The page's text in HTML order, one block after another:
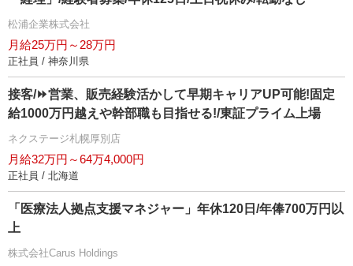
松浦企業株式会社
月給25万円～28万円
正社員 / 神奈川県
接客/⏩️営業、販売経験活かして早期キャリアUP可能!固定
給1000万円越えや幹部職も目指せる!/東証プライム上場
ネクステージ札幌厚別店
月給32万円～64万4,000円
正社員 / 北海道
「医療法人拠点支援マネジャー」年休120日/年俸700万円以
上
株式会社Carus Holdings